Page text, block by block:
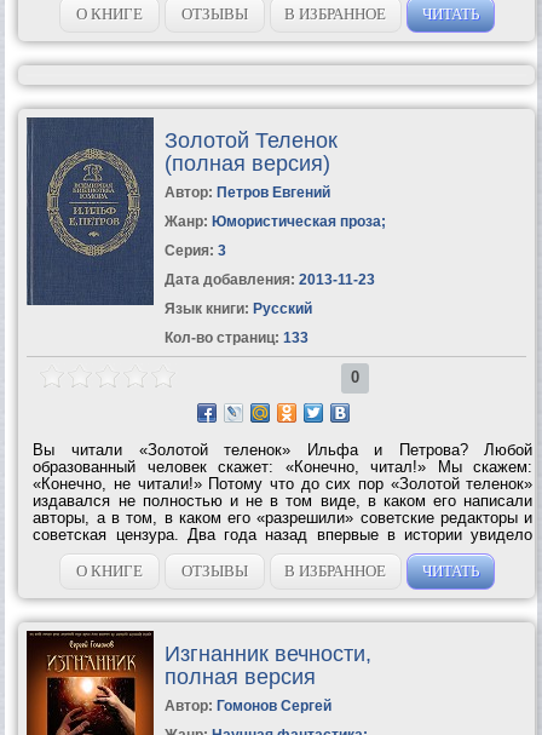
О КНИГЕ ОТЗЫВЫ В ИЗБРАННОЕ ЧИТАТЬ
Золотой Теленок
(полная версия)
Автор: Петров Евгений
Жанр: Юмористическая проза;
Серия: 3
Дата добавления: 2013-11-23
Язык книги: Русский
Кол-во страниц: 133
0
Вы читали «Золотой теленок» Ильфа и Петрова? Любой
образованный человек скажет: «Конечно, читал!» Мы скажем:
«Конечно, не читали!» Потому что до сих пор «Золотой теленок»
издавался не полностью и не в том виде, в каком его написали
авторы, а в том, в каком его «разрешили» советские редакторы и
советская цензура. Два года назад впервые в истории увидело
свет полное издание «Двенадцати стульев». Теперь – тоже
впервые в истории –...
О КНИГЕ ОТЗЫВЫ В ИЗБРАННОЕ ЧИТАТЬ
Изгнанник вечности,
полная версия
Автор: Гомонов Сергей